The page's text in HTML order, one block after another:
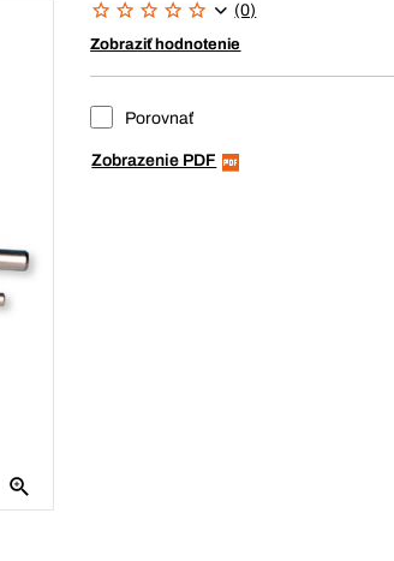
(0)
Zobraziť hodnotenie
Porovnať
Zobrazenie PDF